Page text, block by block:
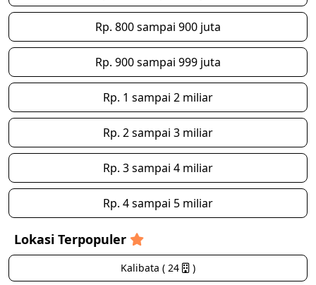
Rp. 800 sampai 900 juta
Rp. 900 sampai 999 juta
Rp. 1 sampai 2 miliar
Rp. 2 sampai 3 miliar
Rp. 3 sampai 4 miliar
Rp. 4 sampai 5 miliar
Lokasi Terpopuler
Kalibata ( 24 )